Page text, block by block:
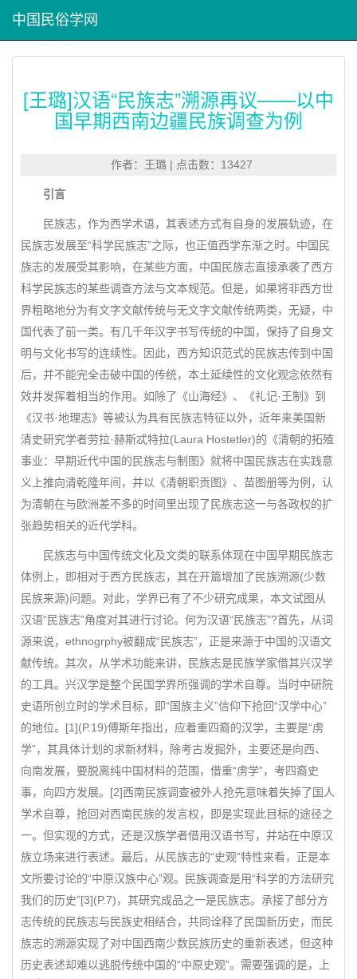
中国民俗学网
[王璐]汉语“民族志”溯源再议——以中
国早期西南边疆民族调查为例
作者：王璐 | 点击数：13427
引言
民族志，作为西学术语，其表述方式有自身的发展轨迹，在
民族志发展至“科学民族志”之际，也正值西学东渐之时。中国民
族志的发展受其影响，在某些方面，中国民族志直接承袭了西方
科学民族志的某些调查方法与文本规范。但是，如果将非西方世
界粗略地分为有文字文献传统与无文字文献传统两类，无疑，中
国代表了前一类。有几千年汉字书写传统的中国，保持了自身文
明与文化书写的连续性。因此，西方知识范式的民族志传到中国
后，并不能完全击破中国的传统，本土延续性的文化观念依然有
效并发挥着相当的作用。如除了《山海经》、《礼记·王制》到
《汉书·地理志》等被认为具有民族志特征以外，近年来美国新
清史研究学者劳拉·赫斯忒特拉(Laura Hostetler)的《清朝的拓殖
事业：早期近代中国的民族志与制图》就将中国民族志在实践意
义上推向清乾隆年间，并以《清朝职贡图》、苗图册等为例，认
为清朝在与欧洲差不多的时间里出现了民族志这一与各政权的扩
张趋势相关的近代学科。
民族志与中国传统文化及文类的联系体现在中国早期民族志
体例上，即相对于西方民族志，其在开篇增加了民族溯源(少数
民族来源)问题。对此，学界已有了不少研究成果，本文试图从
汉语“民族志”角度对其进行讨论。何为汉语“民族志”?首先，从词
源来说，ethnogrphy被翻成“民族志”，正是来源于中国的汉语文
献传统。其次，从学术功能来讲，民族志是民族学家借其兴汉学
的工具。兴汉学是整个民国学界所强调的学术自尊。当时中研院
史语所创立时的学术目标，即“国族主义”信仰下抢回“汉学中心”
的地位。[1](P.19)傅斯年指出，应着重四裔的汉学，主要是“虏
学”，其具体计划的求新材料，除考古发掘外，主要还是向西、
向南发展，要脱离纯中国材料的范围，借重“虏学”，考四裔史
事，向四方发展。[2]西南民族调查被外人抢先意味着失掉了国人
学术自尊，抢回对西南民族的发言权，即是实现此目标的途径之
一。但实现的方式，还是汉族学者借用汉语书写，并站在中原汉
族立场来进行表述。最后，从民族志的“史观”特性来看，正是本
文所要讨论的“中原汉族中心”观。民族调查是用“科学的方法研究
我们的历史”[3](P.7)，其研究成品之一是民族志。承接了部分方
志传统的民族志与民族史相结合，共同诠释了民国新历史，而民
族志的溯源实现了对中国西南少数民族历史的重新表述，但这种
历史表述却难以逃脱传统中国的“中原史观”。需要强调的是，上